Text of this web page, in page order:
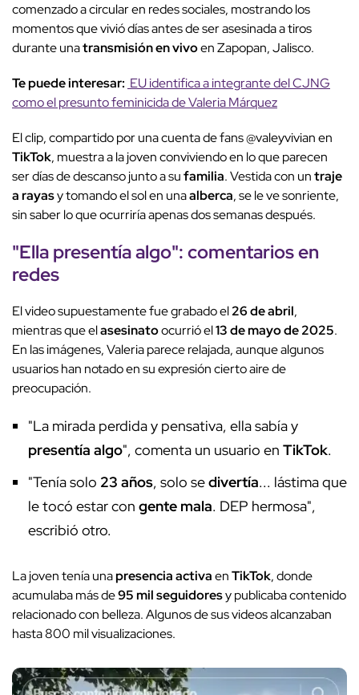
comenzado a circular en redes sociales, mostrando los
momentos que vivió días antes de ser asesinada a tiros
durante unatransmisión en vivoen Zapopan, Jalisco.
Te puede interesar: EU identifica a integrante del CJNG
como el presunto feminicida de Valeria Márquez
El clip, compartido por una cuenta de fans @valeyvivian en
TikTok, muestra a la joven conviviendo en lo que parecen
ser días de descanso junto a sufamilia. Vestida con untraje
a rayasy tomando el sol en unaalberca, se le ve sonriente,
sin saber lo que ocurriría apenas dos semanas después.
"Ellapresentía algo":comentarios en
redes
El video supuestamente fue grabado el26 de abril,
mientras que elasesinatoocurrió el13 de mayo de 2025.
En las imágenes, Valeria parece relajada, aunque algunos
usuarios han notado en su expresión cierto aire de
preocupación.
"La mirada perdida y pensativa, ella sabía y
presentía algo", comenta un usuario en TikTok.
"Tenía solo 23 años, solo sedivertía... lástima que
le tocó estar con gente mala. DEP hermosa",
escribió otro.
La joven tenía unapresencia activaenTikTok, donde
acumulaba más de95 mil seguidoresy publicaba contenido
relacionado con belleza. Algunos de sus videos alcanzaban
hasta 800 mil visualizaciones.